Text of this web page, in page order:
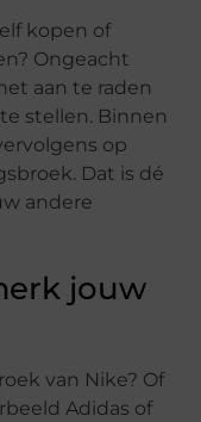
kopen of
Ongeacht
aan te raden
stellen. Binnen
op
Dat is dé
andere
jouw
van Nike? Of
Adidas of